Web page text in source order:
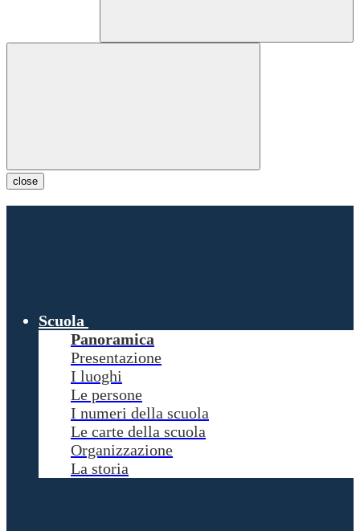
close
Scuola
Panoramica
Presentazione
I luoghi
Le persone
I numeri della scuola
Le carte della scuola
Organizzazione
La storia